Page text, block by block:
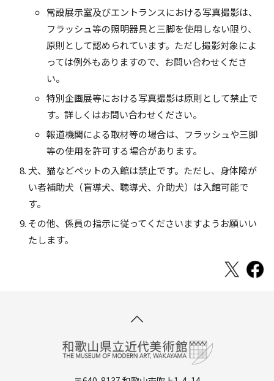
常設展示室及びエントランスにおける写真撮影は、
フラッシュ等の照明器具と三脚を使用しない限り、
原則として認められています。ただし撮影対象によ
っては例外もありますので、お問い合わせくださ
い。
特別企画展等における写真撮影は原則として禁止で
す。詳しくはお問い合わせください。
報道機関による取材等の場合は、フラッシュや三脚
等の使用を許可する場合があります。
犬、猫などペットの入館は禁止です。ただし、身体障が
い者補助犬（盲導犬、聴導犬、介助犬）は入館可能で
す。
その他、係員の指示に従ってくださいますようお願いい
たします。